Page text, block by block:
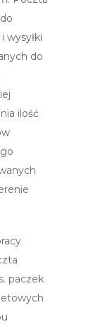
wysyłki
do
ilość
paczek